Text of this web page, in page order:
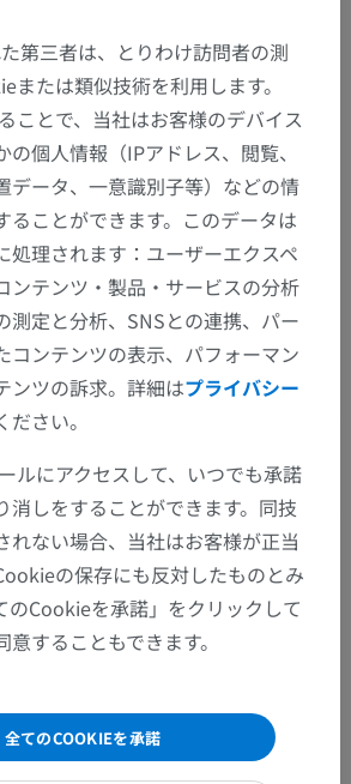
> 骨格系 > 骨> 種子骨
剖学的部位には下位構造がありま
学
したか？
問題を報告
第三者は、とりわけ訪問者の測
または類似技術を利用します。
ことで、当社はお客様のデバイス
個人情報（IPアドレス、閲覧、
データ、一意識別子等）などの情
ることができます。このデータは
処理されます：ユーザーエクスペ
ンテンツ・製品・サービスの分析
測定と分析、SNSとの連携、パー
コンテンツの表示、パフォーマン
ンツの訴求。詳細はプライバシー
ださい。
ルにアクセスして、いつでも承諾
消しをすることができます。同技
れない場合、当社はお客様が正当
の保存にも反対したものとみ
のCookieを承諾」をクリックして
することもできます。
全てのCOOKIEを承諾